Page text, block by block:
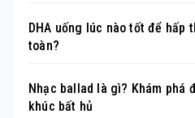
DHA uống lúc nào tốt để hấp
toàn?
Nhạc ballad là gì? Khám phá
khúc bất hủ